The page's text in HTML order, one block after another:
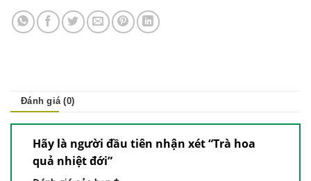
Đánh giá (0)
Hãy là người đầu tiên nhận xét “Trà hoa
quả nhiệt đới”